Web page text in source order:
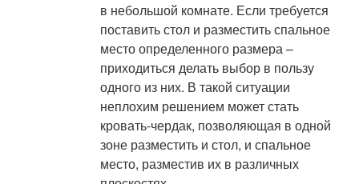
в небольшой комнате. Если требуется
поставить стол и разместить спальное
место определенного размера –
приходиться делать выбор в пользу
одного из них. В такой ситуации
неплохим решением может стать
кровать-чердак, позволяющая в одной
зоне разместить и стол, и спальное
место, разместив их в различных